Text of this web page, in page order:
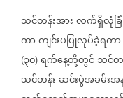
သင်တန်းအားလက်ရှိလုံခြုံ
ကာကျင်းပပြုလုပ်ခဲ့ရကာ
(၃၀) ရက်နေ့တို့တွင်သင်တ
သင်တန်းဆင်းပွဲအခမ်းအ